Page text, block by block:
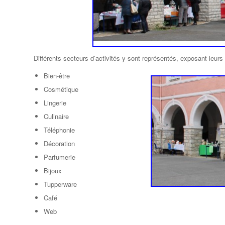
Différents secteurs d’activités y sont représentés, exposant
Bien-être
Cosmétique
Lingerie
Culinaire
Téléphonie
Décoration
Parfumerie
Bijoux
Tupperware
Café
Web